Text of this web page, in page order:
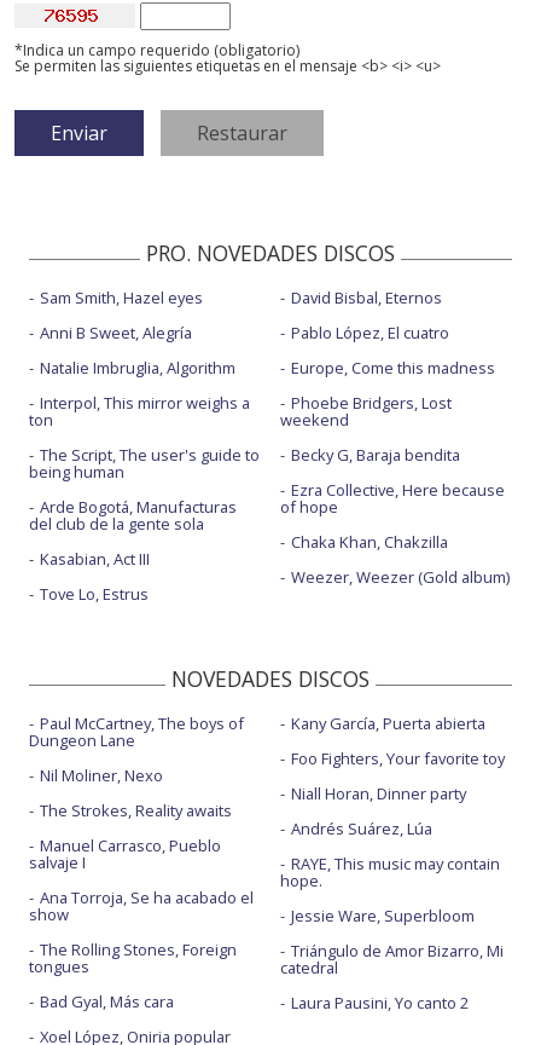
*Indica un campo requerido (obligatorio)
Se permiten las siguientes etiquetas en el mensaje <b> <i> <u>
PRO. NOVEDADES DISCOS
Sam Smith, Hazel eyes
Anni B Sweet, Alegría
Natalie Imbruglia, Algorithm
Interpol, This mirror weighs a
ton
The Script, The user's guide to
being human
Arde Bogotá, Manufacturas
del club de la gente sola
Kasabian, Act III
Tove Lo, Estrus
David Bisbal, Eternos
Pablo López, El cuatro
Europe, Come this madness
Phoebe Bridgers, Lost
weekend
Becky G, Baraja bendita
Ezra Collective, Here because
of hope
Chaka Khan, Chakzilla
Weezer, Weezer (Gold album)
NOVEDADES DISCOS
Paul McCartney, The boys of
Dungeon Lane
Nil Moliner, Nexo
The Strokes, Reality awaits
Manuel Carrasco, Pueblo
salvaje I
Ana Torroja, Se ha acabado el
show
The Rolling Stones, Foreign
tongues
Bad Gyal, Más cara
Xoel López, Oniria popular
Kany García, Puerta abierta
Foo Fighters, Your favorite toy
Niall Horan, Dinner party
Andrés Suárez, Lúa
RAYE, This music may contain
hope.
Jessie Ware, Superbloom
Triángulo de Amor Bizarro, Mi
catedral
Laura Pausini, Yo canto 2